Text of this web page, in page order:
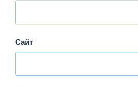
Сайт